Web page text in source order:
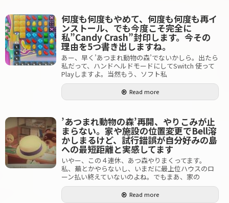
何度も何度もやめて、何度も何度も再イ
ンストール、でも今度こそ完全に
私”Candy Crash”封印します。今その
理由を5つ書き出しますね。
あー、早く’あつまれ動物の森’でないかしら。出たら
私だって、ハンドヘルドモードにしてSwitch 使って
Playしますよ。当然もう、ソフト私
Read more
’あつまれ動物の森’再開、やりこみが止
まらない。家や施設の位置変更でBell溶
かしまるけど、試行錯誤が自分好みの島
への最短距離と実感してます
いやー、この４連休、あつ森やりまくってます。
私、蕪とかやらないし、いまだに最上位ハウスのロ
ーン払い終えていないのよね。でもまあ、家の
Read more